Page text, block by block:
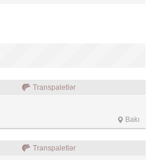
Transpaletlər
Bakı
Transpaletlər